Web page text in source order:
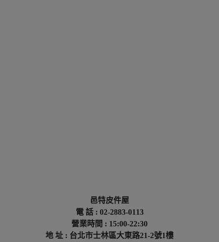
邑特皮件屋
電 話 : 02-2883-0113
營業時間 : 15:00-22:30
地 址 : 台北市士林區大東路21-2號1樓